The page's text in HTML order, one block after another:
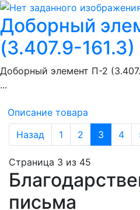
Доборный
(3.407.9-161.3)
Доборный элемент П-2
...
Описание товара
Назад
1 2 3 4
Страница 3 из 45
письма